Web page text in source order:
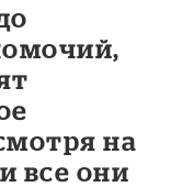
на
все они